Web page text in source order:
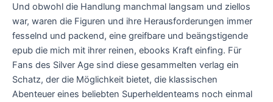
Und obwohl die Handlung manchmal langsam und ziellos
war, waren die Figuren und ihre Herausforderungen immer
fesselnd und packend, eine greifbare und beängstigende
epub die mich mit ihrer reinen, ebooks Kraft einfing. Für
Fans des Silver Age sind diese gesammelten verlag ein
Schatz, der die Möglichkeit bietet, die klassischen
Abenteuer eines beliebten Superheldenteams noch einmal